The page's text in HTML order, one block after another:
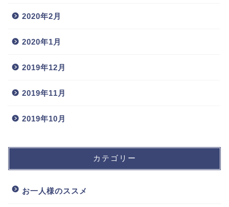
2020年2月
2020年1月
2019年12月
2019年11月
2019年10月
カテゴリー
お一人様のススメ